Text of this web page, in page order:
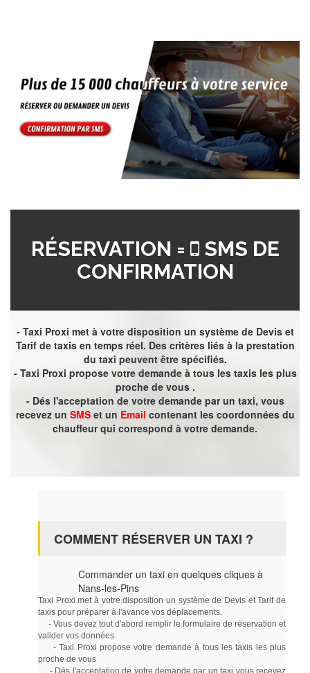
RÉSERVATION =
SMS DE
CONFIRMATION
- Taxi Proxi met à votre disposition un système de Devis et
Tarif de taxis en temps réel. Des critères liés à la prestation
du taxi peuvent être spécifiés.
- Taxi Proxi propose votre demande à tous les taxis les plus
proche de vous .
- Dés l'acceptation de votre demande par un taxi, vous
recevez un SMSet un Email contenant les coordonnées du
chauffeur qui correspond à votre demande.
COMMENT RÉSERVER UN TAXI ?
Commander un taxi en quelques cliques à
Nans-les-Pins
Taxi Proxi met à votre disposition un système de Devis et Tarif de
taxis pour préparer à l'avance vos déplacements.
- Vous devez tout d'abord remplir le formulaire de réservation et
valider vos données
- Taxi Proxi propose votre demande à tous les taxis les plus
proche de vous
- Dés l'acceptation de votre demande par un taxi vous recevez